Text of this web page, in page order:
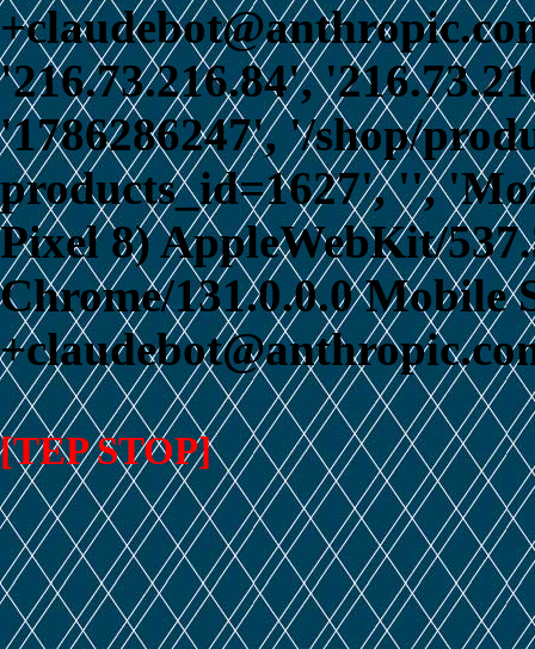
'216.73.216.84',
'1786286247', '/shop/
products_id=1627', '',
Pixel 8) AppleWebKit/
Chrome/131.0.0.0 Mobile
[TEP STOP]